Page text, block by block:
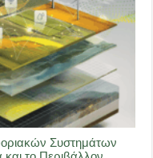
Συστημάτων